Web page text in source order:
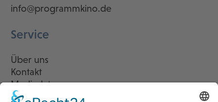
info@programmkino.de
Service
Über uns
Kontakt
Mediadaten
Newsletter